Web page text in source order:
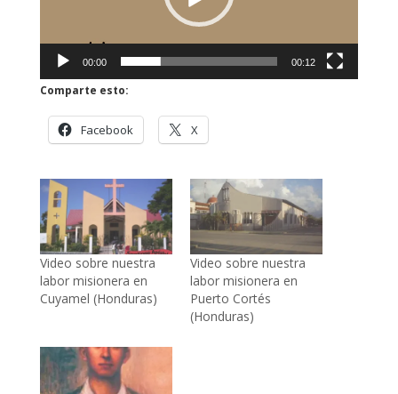
00:00 00:12
Comparte esto:
Facebook X
Video sobre nuestra
labor misionera en
Cuyamel (Honduras)
Video sobre nuestra
labor misionera en
Puerto Cortés
(Honduras)